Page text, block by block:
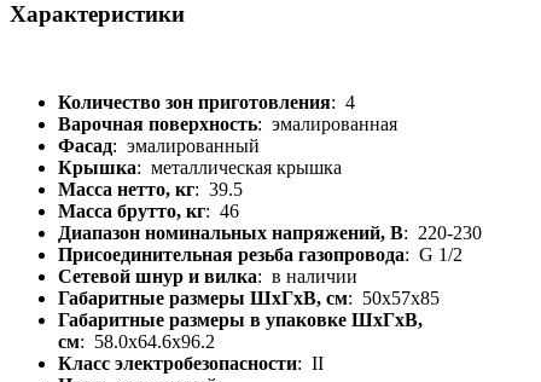
Характеристики
Количество зон приготовления: 4
Варочная поверхность: эмалированная
Фасад: эмалированный
Крышка: металлическая крышка
Масса нетто, кг: 39.5
Масса брутто, кг: 46
Диапазон номинальных напряжений, В: 220-230
Присоединительная резьба газопровода: G 1/2
Сетевой шнур и вилка: в наличии
Габаритные размеры ШхГхВ, см: 50x57x85
Габаритные размеры в упаковке ШхГхВ,
см: 58.0x64.6x96.2
Класс электробезопасности: II